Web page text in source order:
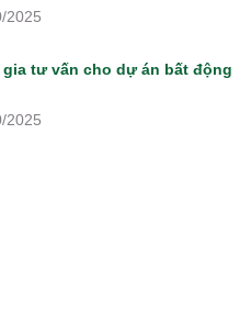
2025
gia tư vấn cho dự án bất động
2025